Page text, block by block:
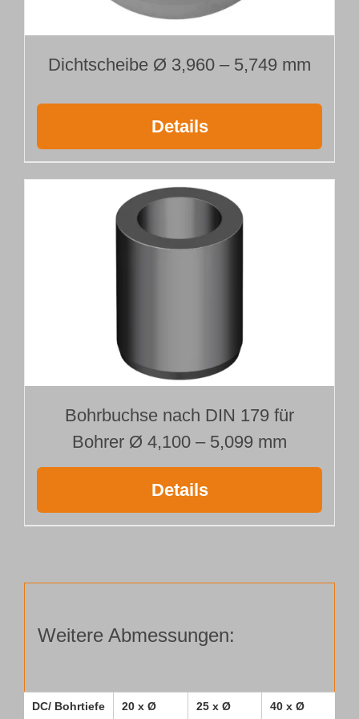
Dichtscheibe Ø 3,960 – 5,749 mm
Details
Bohrbuchse nach DIN 179 für
Bohrer Ø 4,100 – 5,099 mm
Details
Weitere Abmessungen:
DC/ Bohrtiefe 20 x Ø 25 x Ø 40 x Ø